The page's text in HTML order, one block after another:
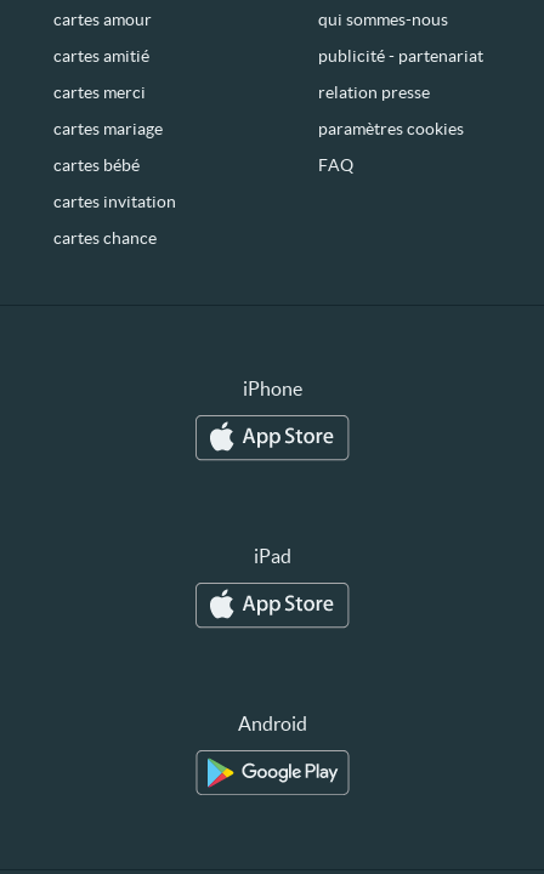
cartes amour
cartes amitié
cartes merci
cartes mariage
cartes bébé
cartes invitation
cartes chance
qui sommes-nous
publicité - partenariat
relation presse
paramètres cookies
FAQ
iPhone
iPad
Android